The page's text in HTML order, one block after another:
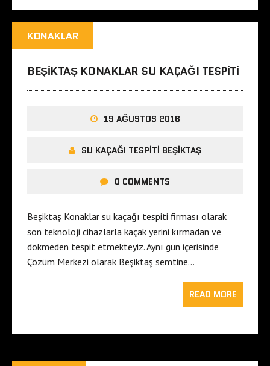
KONAKLAR
BEŞIKTAŞ KONAKLAR SU KAÇAĞI TESPITI
19 AĞUSTOS 2016
SU KAÇAĞI TESPITI BEŞIKTAŞ
0 COMMENTS
Beşiktaş Konaklar su kaçağı tespiti firması olarak
son teknoloji cihazlarla kaçak yerini kırmadan ve
dökmeden tespit etmekteyiz. Aynı gün içerisinde
Çözüm Merkezi olarak Beşiktaş semtine…
READ MORE